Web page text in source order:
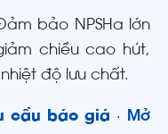
bảo NPSHa lớn
chiều cao hút,
độ lưu chất.
cầu báo giá ·
Mở